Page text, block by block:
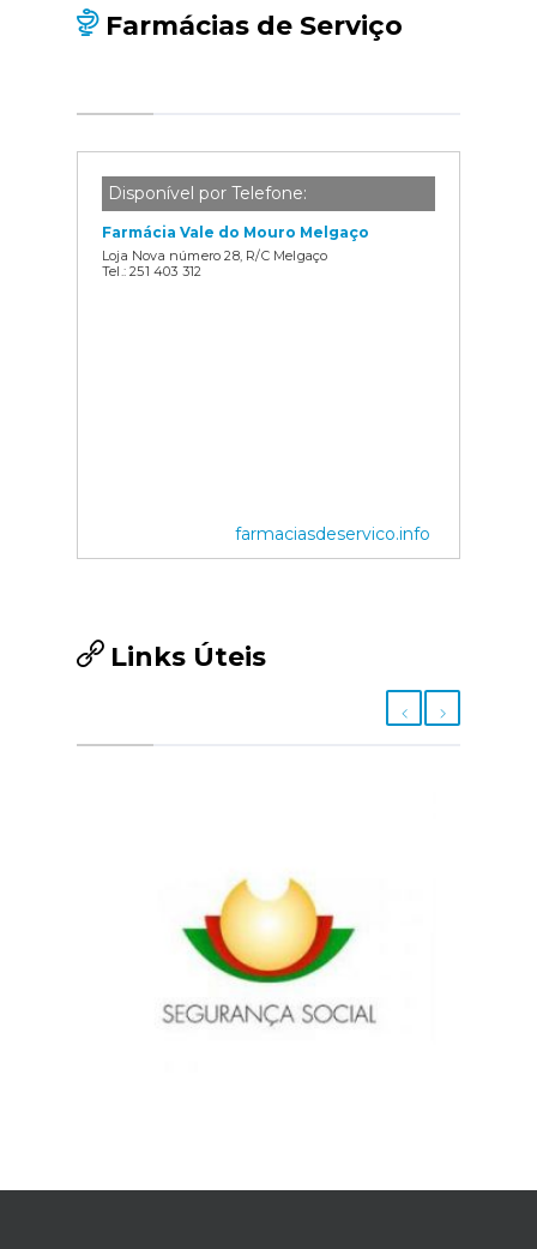
Farmácias de Serviço
Disponível por Telefone:
Farmácia Vale do Mouro Melgaço
Loja Nova número 28, R/C Melgaço
Tel.: 251 403 312
farmaciasdeservico.info
Links Úteis